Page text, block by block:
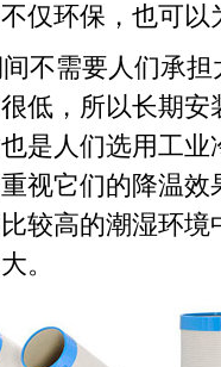
仅环保，也可
不需要人们承
低，所以长期
是人们选用工
视它们的降温
较高的潮湿环
。